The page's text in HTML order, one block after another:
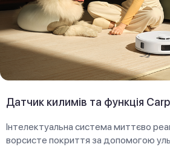
Датчик килимів та функція
Інтелектуальна система миттєво
ворсисте покриття за допомогою